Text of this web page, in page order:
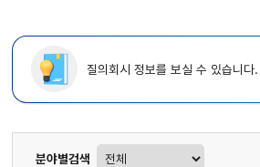
질의회시 정보를 보실 수 있습니다.
게시판
분야별검색